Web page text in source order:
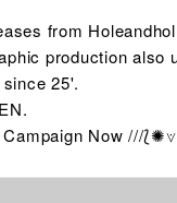
from
production also
25'.
Now ///